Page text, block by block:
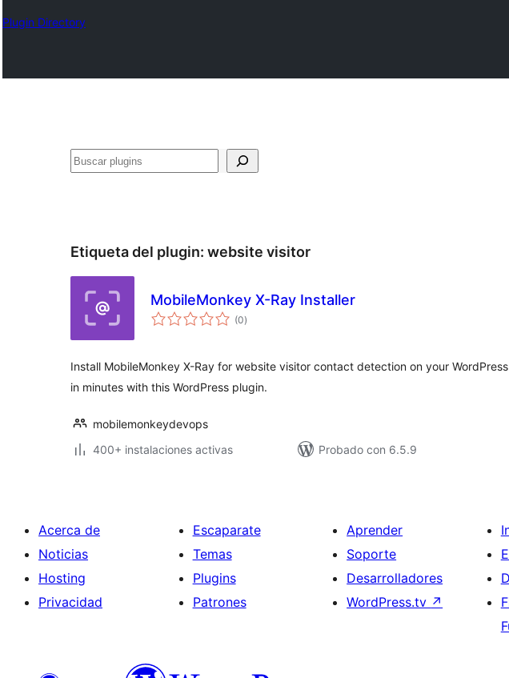
Plugin Directory
Buscar
Etiqueta del plugin: website visitor
MobileMonkey X-Ray Installer
(0total
de
)
Install MobileMonkey X-Ray for website visitor contact detection on your
in minutes with this WordPress plugin.
mobilemonkeydevops
400+ instalaciones activas
Probado con 6.5.9
Acerca de
Noticias
Hosting
Privacidad
Escaparate
Temas
Plugins
Patrones
Aprender
Soporte
Desarrolladores
WordPress.tv ↗